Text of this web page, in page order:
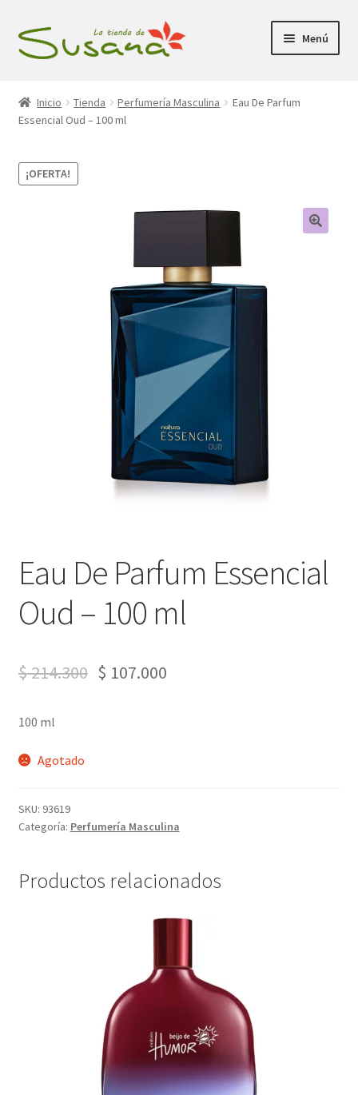
Ir
a
Ir
al
Menú
Promociones
Tienda
hijo
Inicio Tienda Perfumería Masculina
Eau De Parfum
Essencial Oud – 100 ml
¡OFERTA!
Eau De Parfum Essencial
Oud – 100 ml
$214.300 $ 107.000
100 ml
Agotado
SKU: 93619
Categoría: Perfumería Masculina
Productos relacionados